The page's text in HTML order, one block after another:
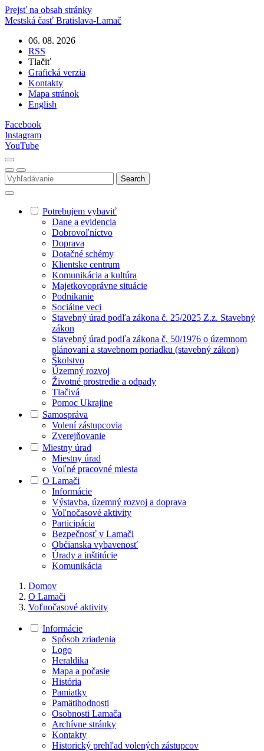
Prejsť na obsah stránky
Mestská časť Bratislava-Lamač
06. 08. 2026
RSS
Tlačiť
Grafická verzia
Kontakty
Mapa stránok
English
Facebook
Instagram
YouTube
Potrebujem vybaviť
Dane a evidencia
Dobrovoľníctvo
Doprava
Dotačné schémy
Klientske centrum
Komunikácia a kultúra
Majetkovoprávne situácie
Podnikanie
Sociálne veci
Stavebný úrad podľa zákona č. 25/2025 Z.z. Stavebný
zákon
Stavebný úrad podľa zákona č. 50/1976 o územnom
plánovaní a stavebnom poriadku (stavebný zákon)
Školstvo
Územný rozvoj
Životné prostredie a odpady
Tlačivá
Pomoc Ukrajine
Samospráva
Volení zástupcovia
Zverejňovanie
Miestny úrad
Miestny úrad
Voľné pracovné miesta
O Lamači
Informácie
Výstavba, územný rozvoj a doprava
Voľnočasové aktivity
Participácia
Bezpečnosť v Lamači
Občianska vybavenosť
Úrady a inštitúcie
Komunikácia
Domov
O Lamači
Voľnočasové aktivity
Informácie
Spôsob zriadenia
Logo
Heraldika
Mapa a počasie
História
Pamiatky
Pamätihodnosti
Osobnosti Lamača
Archívne stránky
Kontakty
Historický prehľad volených zástupcov